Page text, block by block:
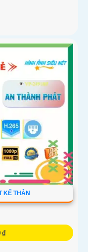
KẾ THÂN
₫